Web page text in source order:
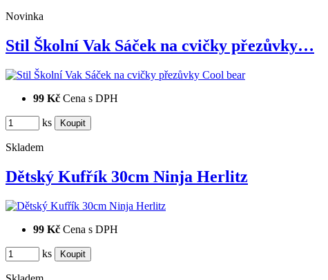
Novinka
Stil Školní Vak Sáček na cvičky přezůvky…
99 Kč Cena s DPH
ks
Skladem
Dětský Kufřík 30cm Ninja Herlitz
99 Kč Cena s DPH
ks